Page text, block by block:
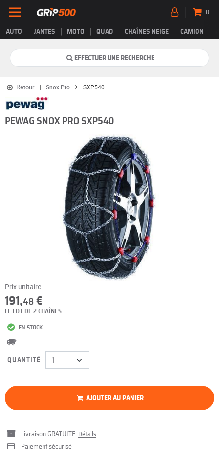
AUTO JANTES MOTO QUAD CHAÎNES NEIGE CAMION
0
EFFECTUER UNE RECHERCHE
Retour Snox Pro SXP540
PEWAG SNOX PRO SXP540
Prix unitaire
191,48 €
LE LOT DE 2 CHAÎNES
EN STOCK
QUANTITÉ
AJOUTER AU PANIER
Livraison GRATUITE. Détails
Paiement sécurisé